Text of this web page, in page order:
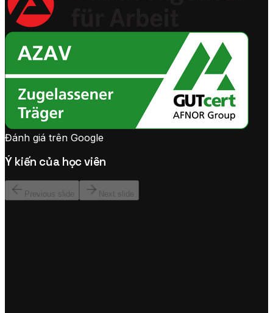
Đánh giá trên Google
Ý kiến của học viên
Previous slide Next slide